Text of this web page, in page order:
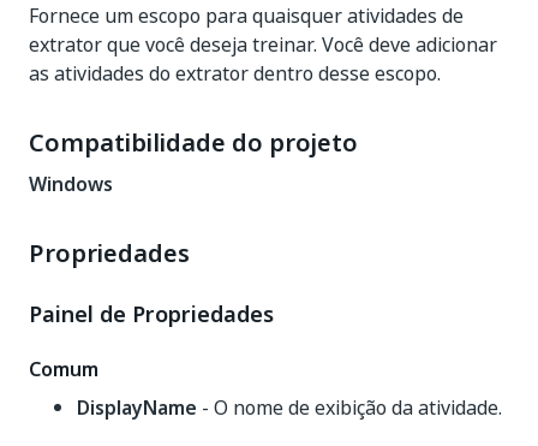
Fornece um escopo para quaisquer atividades de
extrator que você deseja treinar. Você deve adicionar
as atividades do extrator dentro desse escopo.
Compatibilidade do projeto
Windows
Propriedades
Painel de Propriedades
Comum
DisplayName - O nome de exibição da atividade.